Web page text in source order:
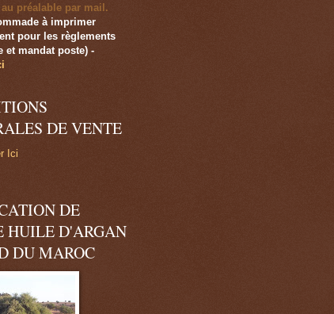
préalable par mail.
à imprimer
pour les règlements
et mandat poste) -
DE VENTE
Ici
DE
HUILE D'ARGAN
DU MAROC